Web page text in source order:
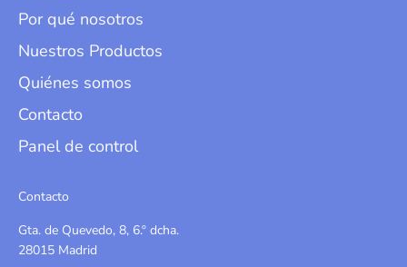
Por qué nosotros
Nuestros Productos
Quiénes somos
Contacto
Panel de control
Contacto
Gta. de Quevedo, 8, 6.º dcha.
28015 Madrid